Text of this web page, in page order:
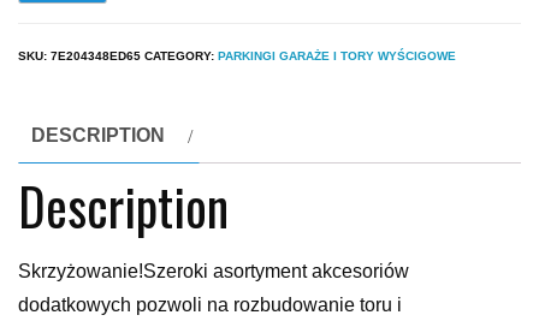
SKU: 7E204348ED65 CATEGORY: PARKINGI GARAŻE I TORY WYŚCIGOWE
DESCRIPTION
Description
Skrzyżowanie!Szeroki asortyment akcesoriów
dodatkowych pozwoli na rozbudowanie toru i